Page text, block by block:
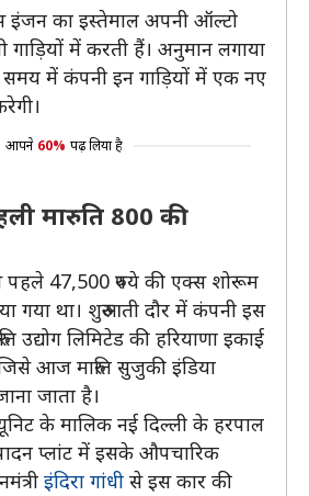
इंजन का इस्तेमाल अपनी ऑल्टो
में करती हैं। अनुमान लगाया
में कंपनी इन गाड़ियों में एक नए
आपने 60% पढ़ लिया है
मारुति 800 की
पहले 47,500 रुपये की एक्स शोरूम
गया था। शुरुआती दौर में कंपनी इस
उद्योग लिमिटेड की हरियाणा इकाई
आज मारुति सुजुकी इंडिया
जाता है।
के मालिक नई दिल्ली के हरपाल
प्लांट में इसके औपचारिक
इंदिरा गांधी से इस कार की